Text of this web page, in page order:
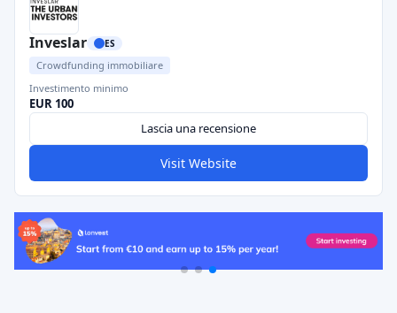
Inveslar ES
Crowdfunding immobiliare
Investimento minimo
EUR 100
Lascia una recensione
Visit Website